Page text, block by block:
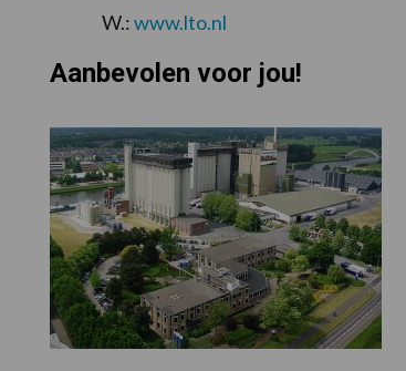
W.:www.lto.nl
Aanbevolen voor jou!